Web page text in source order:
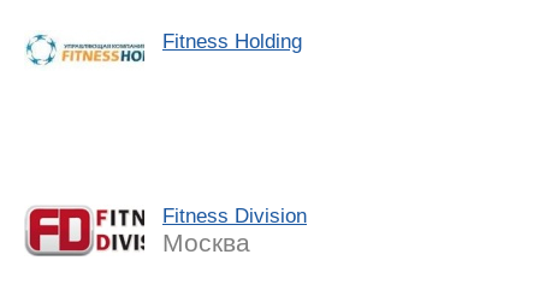
Fitness Holding
Fitness Division
Москва